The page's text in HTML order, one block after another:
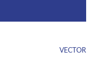
VECTOR